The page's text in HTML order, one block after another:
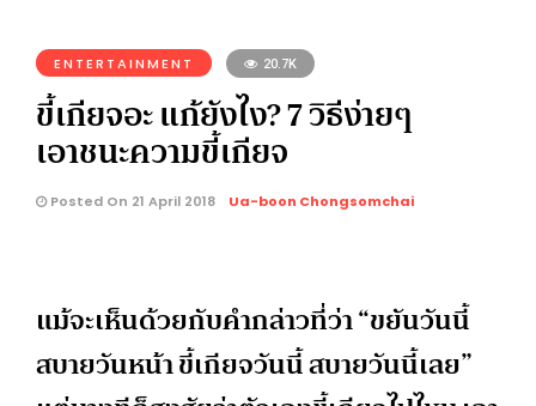
ENTERTAINMENT 20.7K
ขี้เกียจอะ แก้ยังไง? 7 วิธีง่ายๆ
เอาชนะความขี้เกียจ
Posted On 21 April 2018 Ua-boon Chongsomchai
แม้จะเห็นด้วยกับคำกล่าวที่ว่า “ขยันวันนี้
สบายวันหน้า ขี้เกียจวันนี้ สบายวันนี้เลย”